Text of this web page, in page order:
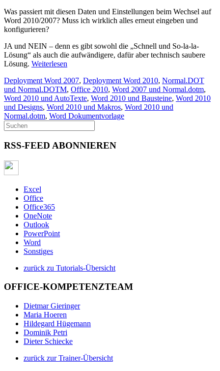
Was passiert mit diesen Daten und Einstellungen beim Wechsel auf
Word 2010/2007? Muss ich wirklich alles erneut eingeben und
konfigurieren?
JA und NEIN – denn es gibt sowohl die „Schnell und So-la-la-
Lösung“ als auch die aufwändigere, dafür aber technisch saubere
Lösung. Weiterlesen
Deployment Word 2007, Deployment Word 2010, Normal.DOT
und Normal.DOTM, Office 2010, Word 2007 und Normal.dotm,
Word 2010 und AutoTexte, Word 2010 und Bausteine, Word 2010
und Designs, Word 2010 und Makros, Word 2010 und
Normal.dotm, Word Dokumentvorlage
RSS-FEED ABONNIEREN
Excel
Office
Office365
OneNote
Outlook
PowerPoint
Word
Sonstiges
zurück zu Tutorials-Übersicht
OFFICE-KOMPETENZTEAM
Dietmar Gieringer
Maria Hoeren
Hildegard Hügemann
Dominik Petri
Dieter Schiecke
zurück zur Trainer-Übersicht